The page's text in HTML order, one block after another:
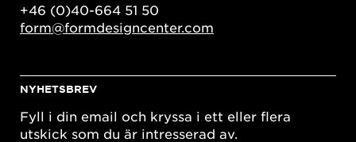
+46 (0)40-664 51 50
form@formdesigncenter.com
NYHETSBREV
Fyll i din email och kryssa i ett eller flera
utskick som du är intresserad av.